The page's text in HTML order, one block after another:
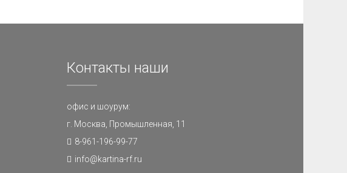
Контакты наши
офис и шоурум:
г. Москва, Промышленная, 11
8-961-196-99-77
info@kartina-rf.ru